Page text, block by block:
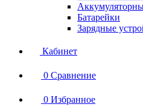
Батарейки
Зарядные
Кабинет
0 Сравнение
0 Избранное